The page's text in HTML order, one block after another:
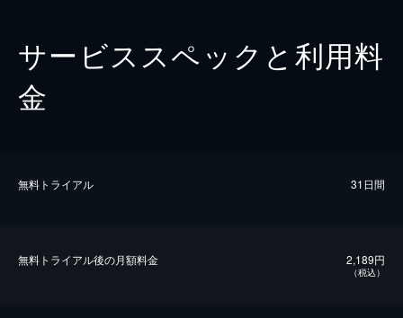
サービススペックと利用料
金
無料トライアル 31日間
無料トライアル後の⽉額料金 2,189円
（税込）